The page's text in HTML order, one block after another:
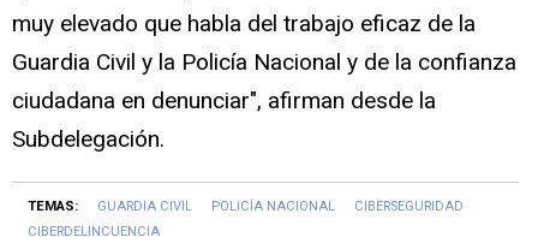
muy elevado que habla del trabajo eficaz de la
Guardia Civil y la Policía Nacional y de la confianza
ciudadana en denunciar", afirman desde la
Subdelegación.
TEMAS: GUARDIA CIVIL POLICÍA NACIONAL
CIBERSEGURIDAD
CIBERDELINCUENCIA